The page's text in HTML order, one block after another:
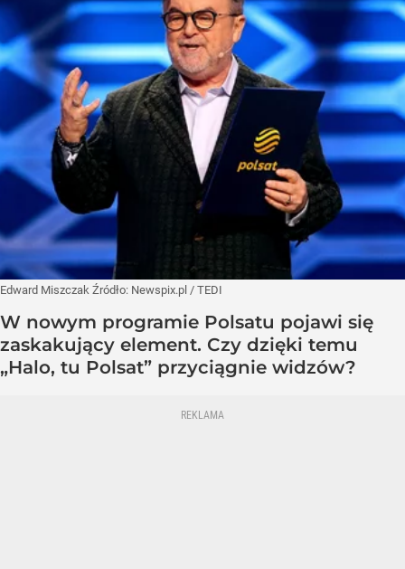
Edward Miszczak Źródło: Newspix.pl / TEDI
W nowym programie Polsatu pojawi się
zaskakujący element. Czy dzięki temu
„Halo, tu Polsat” przyciągnie widzów?